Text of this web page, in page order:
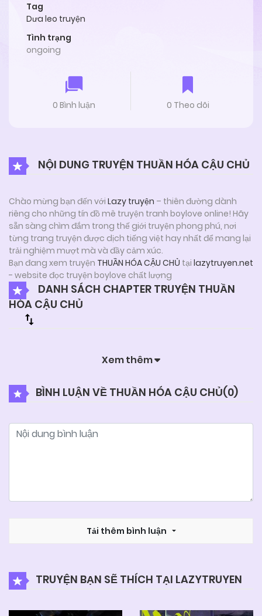
Tag
Dưa leo truyện
Tình trạng
ongoing
0 Bình luận 0 Theo dõi
NỘI DUNG TRUYỆN THUẦN HÓA CẬU CHỦ
Chào mừng bạn đến với Lazy truyện – thiên đường dành
riêng cho những tín đồ mê truyện tranh boylove online! Hãy
sẵn sàng chìm đắm trong thế giới truyện phong phú, nơi
từng trang truyện được dịch tiếng việt hay nhất để mang lại
trải nghiệm mượt mà và đầy cảm xúc.
Bạn đang xem truyện THUẦN HÓA CẬU CHỦ tại lazytruyen.net
- website đọc truyện boylove chất lượng
DANH SÁCH CHAPTER TRUYỆN THUẦN
HÓA CẬU CHỦ
Xem thêm
BÌNH LUẬN VỀ THUẦN HÓA CẬU CHỦ(0)
Tải thêm bình luận
TRUYỆN BẠN SẼ THÍCH TẠI LAZYTRUYEN